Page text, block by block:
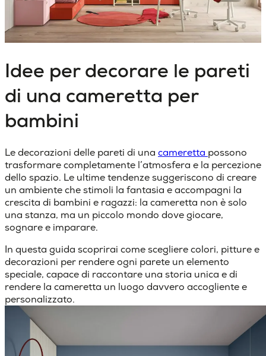
Idee per decorare le pareti
di una cameretta per
bambini
Le decorazioni delle pareti di una cameretta possono
trasformare completamente l’atmosfera e la percezione
dello spazio. Le ultime tendenze suggeriscono di creare
un ambiente che stimoli la fantasia e accompagni la
crescita di bambini e ragazzi: la cameretta non è solo
una stanza, ma un piccolo mondo dove giocare,
sognare e imparare.
In questa guida scoprirai come scegliere colori, pitture e
decorazioni per rendere ogni parete un elemento
speciale, capace di raccontare una storia unica e di
rendere la cameretta un luogo davvero accogliente e
personalizzato.